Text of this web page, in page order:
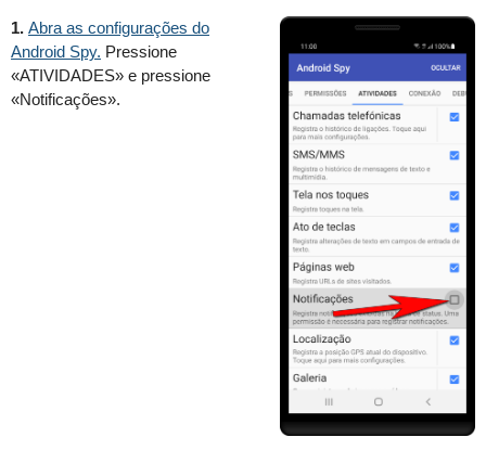
1. Abra as configurações do
Android Spy. Pressione
«ATIVIDADES» e pressione
«Notificações».